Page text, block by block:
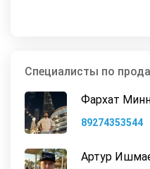
Специалисты по
Фархат
89274353544
Артур